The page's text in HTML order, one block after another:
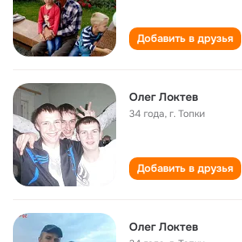
Добавить в друзья
Олег Локтев
34 года,г. Топки
Добавить в друзья
Олег Локтев